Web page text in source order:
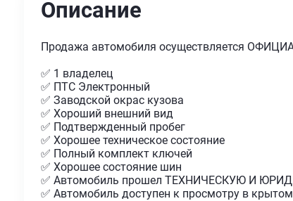
Описание
Продажа автомобиля осуществляется
✅ 1 владелец
✅ ПТС Электронный
✅ Заводской окрас кузова
✅ Хороший внешний вид
✅ Подтвержденный пробег
✅ Хорошее техническое состояние
✅ Полный комплект ключей
✅ Хорошее состояние шин
✅ Автомобиль прошел ТЕХНИЧЕСКУЮ И
✅ Автомобиль доступен к просмотру в